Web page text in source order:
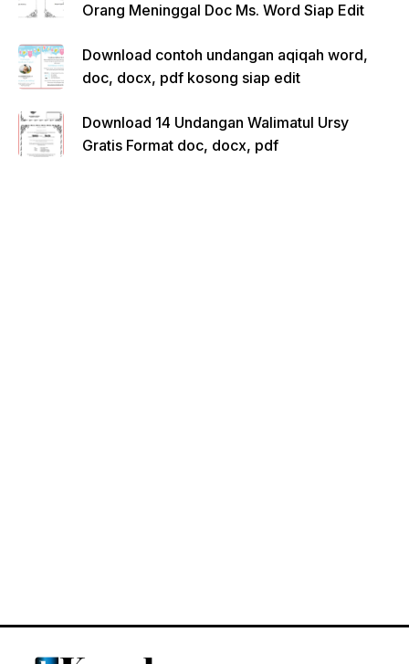
Orang Meninggal Doc Ms. Word Siap Edit
Download contoh undangan aqiqah word,
doc, docx, pdf kosong siap edit
Download 14 Undangan Walimatul Ursy
Gratis Format doc, docx, pdf